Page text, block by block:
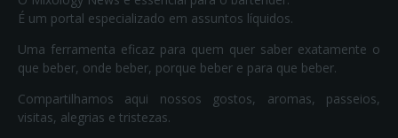
É um portal especializado em assuntos líquidos.
Uma ferramenta eficaz para quem quer saber exatamente o
que beber, onde beber, porque beber e para que beber.
Compartilhamos aqui nossos gostos, aromas, passeios,
visitas, alegrias e tristezas.